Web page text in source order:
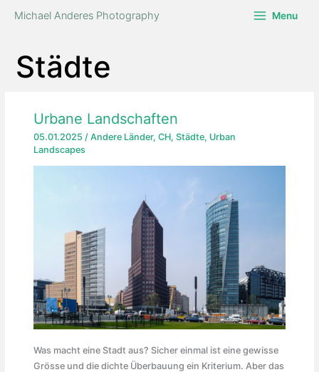
Inhalt
Michael Anderes Photography Menu
Städte
Urbane Landschaften
05.01.2025 / Andere Länder, CH, Städte, Urban
Landscapes
Was macht eine Stadt aus? Sicher einmal ist eine gewisse
Grösse und die dichte Überbauung ein Kriterium. Aber das